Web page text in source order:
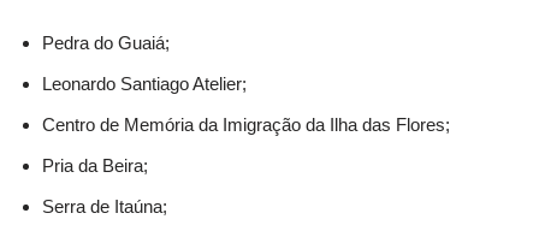
Pedra do Guaiá;
Leonardo Santiago Atelier;
Centro de Memória da Imigração da Ilha das Flores;
Pria da Beira;
Serra de Itaúna;